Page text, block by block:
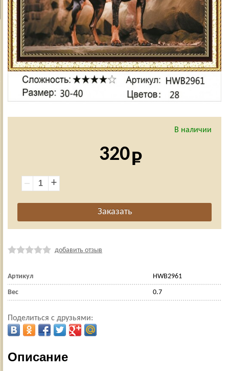
В наличии
320
+
добавить отзыв
Артикул HWB2961
Вес 0.7
Поделиться с друзьями:
Описание